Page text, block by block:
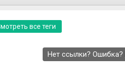
все теги
Нет ссылки? Ошибка?